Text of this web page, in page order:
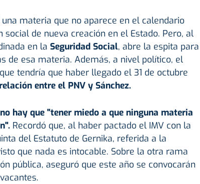
materia que no aparece en el calendario
social de nueva creación en el Estado. Pero, al
en la Seguridad Social, abre la espita para
de esa materia. Además, a nivel político, el
tendría que haber llegado el 31 de octubre
entre el PNV y Sánchez.
no hay que "tener miedo a que ninguna materia
Recordó que, al haber pactado el IMV con la
del Estatuto de Gernika, referida a la
que nada es intocable. Sobre la otra rama
pública, aseguró que este año se convocarán